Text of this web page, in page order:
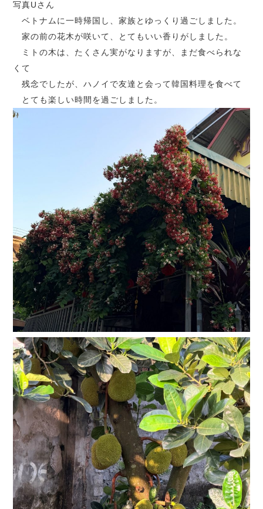
写真Uさん
ベトナムに一時帰国し、家族とゆっくり過ごしました。
家の前の花木が咲いて、とてもいい香りがしました。
ミトの木は、たくさん実がなりますが、まだ食べられな
くて
残念でしたが、ハノイで友達と会って韓国料理を食べて
とても楽しい時間を過ごしました。